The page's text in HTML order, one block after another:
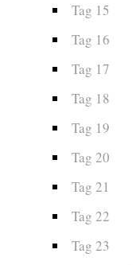
Tag 15
Tag 16
Tag 17
Tag 18
Tag 19
Tag 20
Tag 21
Tag 22
Tag 23